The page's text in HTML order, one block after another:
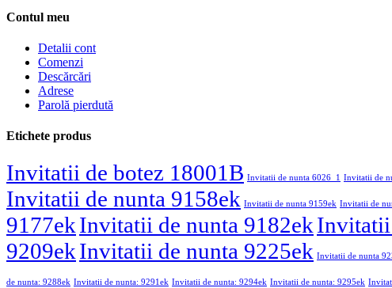
Contul meu
Detalii cont
Comenzi
Descărcări
Adrese
Parolă pierdută
Etichete produs
Invitatii de botez 18001B Invitatii de nunta 6026_1 Invitatii de
Invitatii de nunta 9158ek Invitatii de nunta 9159ek Invitatii de
9177ekInvitatii de nunta 9182ekInvitatii
9209ekInvitatii de nunta 9225ek Invitatii de nunta
de nunta: 9288ek Invitatii de nunta: 9291ek Invitatii de nunta: 9294ek Invitatii de nunta: 9295ek